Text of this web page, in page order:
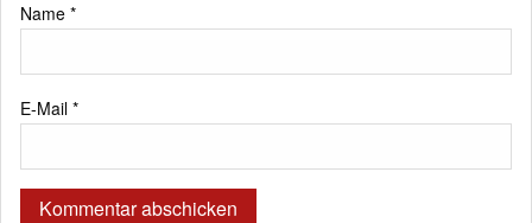
Name *
E-Mail *